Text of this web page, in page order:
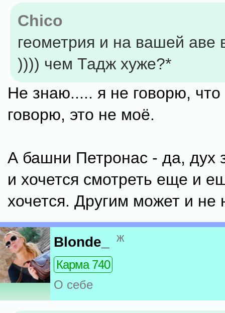
Chico
геометрия и на вашей аве
)))) чем Тадж хуже?*
Не знаю..... я не говорю,
говорю, это не моё.
А башни Петронас - да, дух
и хочется смотреть еще и
хочется. Другим может и не
Blonde_ ж
Карма 740
О себе